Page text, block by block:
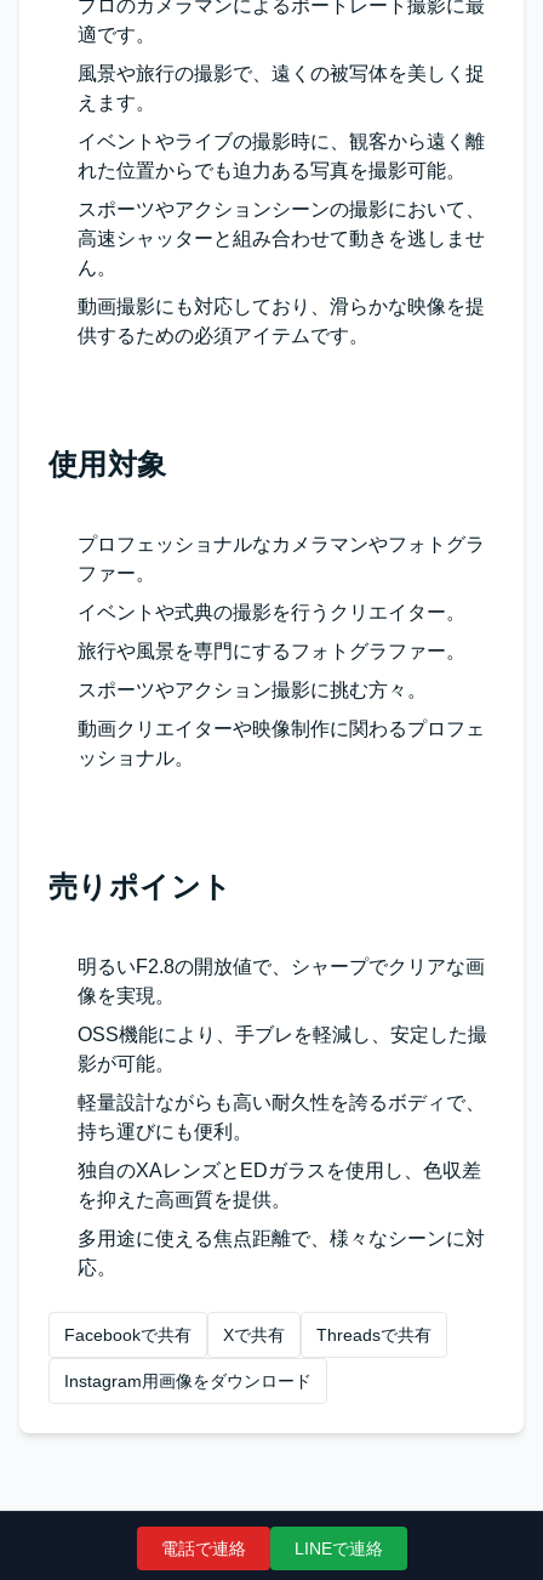
プロのカメラマンによるポートレート撮影に最
適です。
風景や旅行の撮影で、遠くの被写体を美しく捉
えます。
イベントやライブの撮影時に、観客から遠く離
れた位置からでも迫力ある写真を撮影可能。
スポーツやアクションシーンの撮影において、
高速シャッターと組み合わせて動きを逃しませ
ん。
動画撮影にも対応しており、滑らかな映像を提
供するための必須アイテムです。
使用対象
プロフェッショナルなカメラマンやフォトグラ
ファー。
イベントや式典の撮影を行うクリエイター。
旅行や風景を専門にするフォトグラファー。
スポーツやアクション撮影に挑む方々。
動画クリエイターや映像制作に関わるプロフェ
ッショナル。
売りポイント
明るいF2.8の開放値で、シャープでクリアな画
像を実現。
OSS機能により、手ブレを軽減し、安定した撮
影が可能。
軽量設計ながらも高い耐久性を誇るボディで、
持ち運びにも便利。
独自のXAレンズとEDガラスを使用し、色収差
を抑えた高画質を提供。
多用途に使える焦点距離で、様々なシーンに対
応。
Facebookで共有 Xで共有 Threadsで共有
Instagram用画像をダウンロード
電話で連絡 LINEで連絡